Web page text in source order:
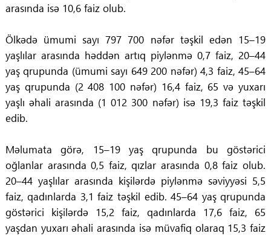
arasında isə 10,6 faiz olub.
Ölkədə ümumi sayı 797 700 nəfər təşkil edən 15–19
yaşlılar arasında həddən artıq piylənmə 0,7 faiz, 20–44
yaş qrupunda (ümumi sayı 649 200 nəfər) 4,3 faiz, 45–64
yaş qrupunda (2 408 100 nəfər) 16,4 faiz, 65 və yuxarı
yaşlı əhali arasında (1 012 300 nəfər) isə 19,3 faiz təşkil
edib.
Məlumata görə, 15–19 yaş qrupunda bu göstərici
oğlanlar arasında 0,5 faiz, qızlar arasında 0,8 faiz olub.
20–44 yaşlılar arasında kişilərdə piylənmə səviyyəsi 5,5
faiz, qadınlarda 3,1 faiz təşkil edib. 45–64 yaş qrupunda
göstərici kişilərdə 15,2 faiz, qadınlarda 17,6 faiz, 65
yaşdan yuxarı əhali arasında isə müvafiq olaraq 15,3 faiz
ÜST